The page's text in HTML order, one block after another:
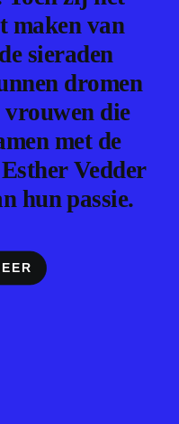
maken van
sieraden
dromen
vrouwen die
met de
Vedder
hun passie.